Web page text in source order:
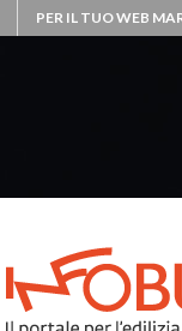
PER IL TUO WEB